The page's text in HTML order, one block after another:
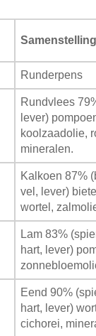
Samenstelling
Runderpens
Rundvlees
lever)
koolzaadolie,
mineralen.
Kalkoen 87%
vel, lever)
wortel,
Lam 83%
hart, lever)
Eend 90%
hart, lever)
cichorei,